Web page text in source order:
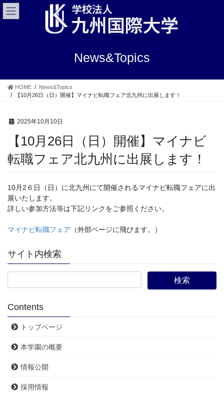
コ
ン
キ
ナ
ビ
に
News&Topics
HOME
News&Topics
【10月26日（日）開催】マイナビ転職フェア北九州に出展します！
2025年10月10日
【10月26日（日）開催】マイナビ
転職フェア北九州に出展します！
10月2６日（日）に北九州にて開催されるマイナビ転職フェアに出
展いたします。
詳しい参加方法等は下記リンクをご参照ください。
マイナビ転職フェア （外部ページに飛びます。）
サイト内検索
Contents
トップページ
本学園の概要
情報公開
採用情報